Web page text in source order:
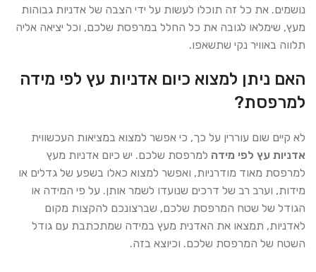
נושמים. את כל זה תוכלו לעשות על ידי הצבה של אדניות גבוהות
מעץ, שימלאו לגובה את כל החלל במרפסת שלכם, וכל יציאה אליה
תלווה באוויר נקי שתשאפו.
האם ניתן למצוא כיום אדניות עץ לפי מידה
למרפסת?
לא קיים שום עוררין על כך, כי אפשר למצוא במציאות העכשווית
אדניות עץ לפי מידה למרפסת שלכם. יש כיום אדניות מעץ
למרפסת מאוד מודרניות, ואפשר למצוא כאלו בשפע של גדלים או
מידות, וערב רב של דרכים שנועדו לשמר אותן. על פי המידה או
הגודל של שטח המרפסת שלכם, שברצונכם להקצות מקום
לאדניות, תמצאו את האדנית מעץ במידה שמתכתבת עם גודל
השטח של המרפסת שלכם. וכיוצא בזה.